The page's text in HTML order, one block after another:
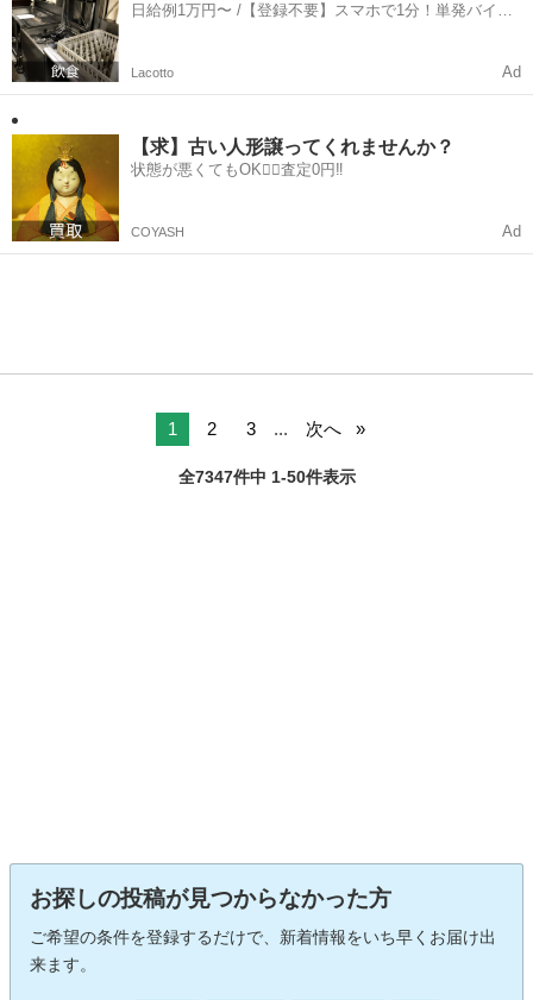
日給例1万円〜 /【登録不要】スマホで1分！単発バイト
Lacotto Ad
【求】古い人形譲ってくれませんか？
状態が悪くてもOK🙆‍♀️査定0円‼️
COYASH Ad
1 2 3 ... 次へ
全7347件中 1-50件表示
お探しの投稿が見つからなかった方
ご希望の条件を登録するだけで、新着情報をいち早くお届け出
来ます。